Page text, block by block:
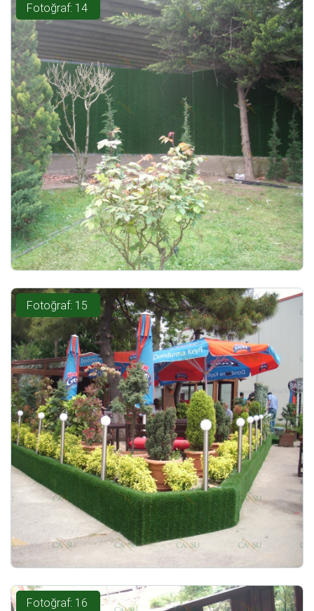
Fotoğraf: 14
Fotoğraf: 15
Fotoğraf: 16